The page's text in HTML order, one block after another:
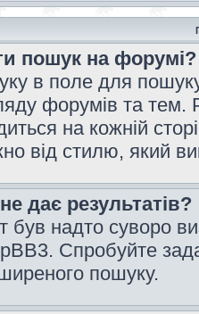
пошук на форумі?
в поле для
форумів та
на кожній
від стилю, який
дає результатів?
надто суворо
Спробуйте
пошуку.